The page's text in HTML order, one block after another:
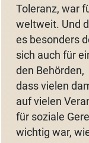
Toleranz, war
weltweit. Und
es besonders
sich auch für
den Behörden,
dass vielen
auf vielen
für soziale
wichtig war,